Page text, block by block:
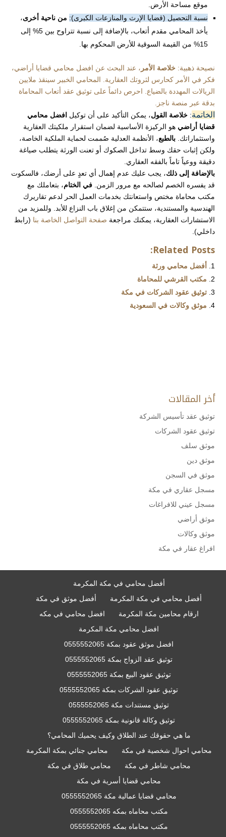
موقع مساحة الأرض.
نسبة التحصيل (قضايا الإرث والمنازعات الكبرى): من ناحية أخرى،
يأخذ المحامي مقدم أتعاب، بالإضافة إلى نسبة تتراوح بين 5% إلى
15% من القيمة السوقية للأرض المحكوم بها.
نصيحة ذهبية: خلاصة الأمر ، عند البحث عن افضل محامي قضايا أراضي،
فكر في الأمر كحارس لثروتك العقارية. المحامي الخبير سينقذ ملايين
الريالات المهددة بالضياع. احرص دائماً على توثيق عقد أتعاب المحاماة
بدقة عبر منصة ناجز.
الخاتمة: خلاصة القول، يمكن التأكيد على أن توكيل افضل محامي
قضايا أراضي هو الركيزة الأساسية لضمان استقرار ملكيتك العقارية
واستثماراتك. بالطبع، الأنظمة العدلية صُممت لحماية الملكية الخاصة،
ولكن إثبات حقك وسط تداخل الصكوك أو تعنت الورثة يتطلب صياغة
دقيقة ووعياً تاماً بالفقه العقاري.
بالإضافة إلى ذلك، يجب عليك عدم إهمال أي تعدٍ على أرضك، فالسكوت
قد يفسره الخصم لصالحه مع مرور الزمن. في الختام، بتعاملك مع
مكتب محاماة مختص واستعانتك بخدمات العمل الحر لدعم تقاريرك
الهندسية والمستندية، ستتمكن من إغلاق باب النزاع للأبد. وللمزيد من
الاستشارات العقارية، يمكنك مراجعة صفحة التواصل الخاصة بنا (رابط
داخلي).
Related Posts:
أفضل محامي ورثة
مكتب القرشي للمحاماة
توثيق عقود الشركات في مكة
موثق وكالات في السعودية
أخر المقالات
توثيق عقد تأسيس الشركة
توثيق عقود الشركات
موثق سلف
موثق دين
موثق في السجن
مسجل عقاري في مكة
مسجل عيني للافراغات
موثق أراضي
موثق وكالات
افراغ عقار في مكة
أفضل محامي في مكة المكرمة
أفضل محامي في مكة المكرمة
أفضل موثق في مكة
ارقام محامين مكة المكرمة
افضل محامي في مكه
افضل محامي مكة المكرمة
افضل موثق عقود بمكة 0555552065
توثيق عقد الزواج بمكة 0555552065
توثيق عقود البيع بمكة 0555552065
توثيق عقود الشركات بمكة 0555552065
توثيق مستندات مكة 0555552065
توثيق وكالة قانونية بمكة 0555552065
ما هي حقوقك عند الطلاق وكيف يحميك المحامي؟
محامي احوال شخصية في مكة
محامي جنائي بمكة المكرمة
محامي شاطر في مكة
محامي طلاق في مكة
محامي قضايا أسرية في مكة
محامي قضايا عمالية مكة 0555552065
مكتب محاماه بمكه 0555552065
مكتب محاماه بمكه 0555552065